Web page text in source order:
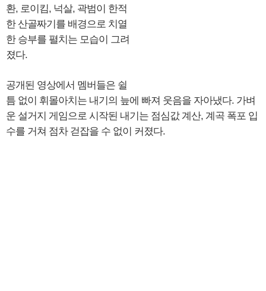
환, 로이킴, 넉살, 곽범이 한적
한 산골짜기를 배경으로 치열
한 승부를 펼치는 모습이 그려
졌다.
공개된 영상에서 멤버들은 쉴
틈 없이 휘몰아치는 내기의 늪에 빠져 웃음을 자아냈다. 가벼
운 설거지 게임으로 시작된 내기는 점심값 계산, 계곡 폭포 입
수를 거쳐 점차 걷잡을 수 없이 커졌다.